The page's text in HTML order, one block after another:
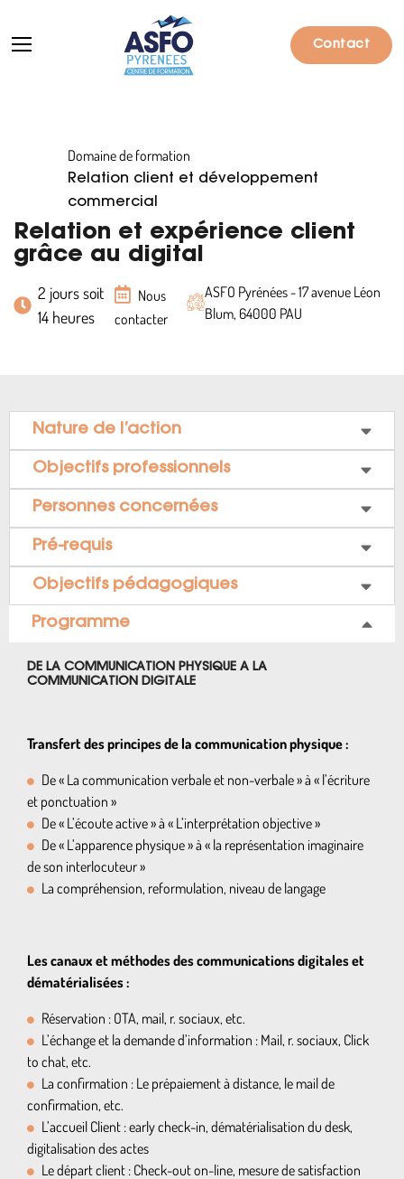
Contact
Formations
Particuliers
Entreprises
Actualités
Domaine de formation
Relation client et développement
commercial
Relation et expérience client
grâce au digital
2 jours soit
14 heures
Nous
contacter
ASFO Pyrénées - 17 avenue Léon
Blum, 64000 PAU
Nature de l’action
Objectifs professionnels
Personnes concernées
Pré-requis
Objectifs pédagogiques
Programme
DE LA COMMUNICATION PHYSIQUE A LA
COMMUNICATION DIGITALE
Transfert des principes de la communication physique :
De « La communication verbale et non-verbale » à « l’écriture
et ponctuation »
De « L’écoute active » à « L’interprétation objective »
De « L’apparence physique » à « la représentation imaginaire
de son interlocuteur »
La compréhension, reformulation, niveau de langage
Les canaux et méthodes des communications digitales et
dématérialisées :
Réservation : OTA, mail, r. sociaux, etc.
L’échange et la demande d’information : Mail, r. sociaux, Click
to chat, etc.
La confirmation : Le prépaiement à distance, le mail de
confirmation, etc.
L’accueil Client : early check-in, dématérialisation du desk,
digitalisation des actes
Le départ client : Check-out on-line, mesure de satisfaction